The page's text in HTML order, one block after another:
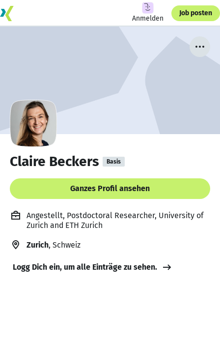
Anmelden
Job posten
Claire Beckers Basis
Ganzes Profil ansehen
Angestellt, Postdoctoral Researcher, University of
Zurich and ETH Zurich
Zurich, Schweiz
Logg Dich ein, um alle Einträge zu sehen.